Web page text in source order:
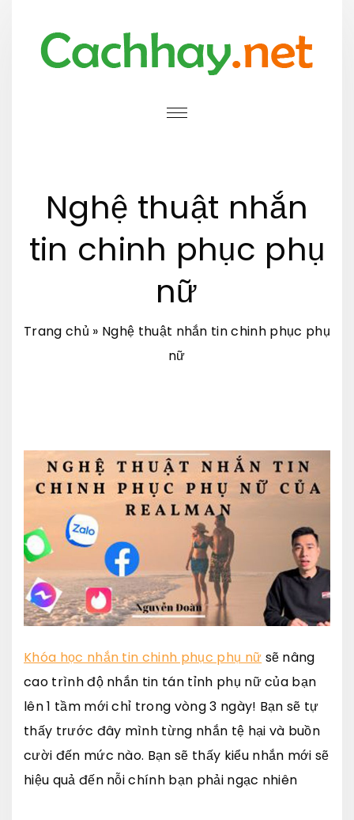
Nghệ thuật nhắn
tin chinh phục phụ
nữ
Trang chủ » Nghệ thuật nhắn tin chinh phục phụ
nữ
Khóa học nhắn tin chinh phục phụ nữ sẽ nâng
cao trình độ nhắn tin tán tỉnh phụ nữ của bạn
lên 1 tầm mới chỉ trong vòng 3 ngày! Bạn sẽ tự
thấy trước đây mình từng nhắn tệ hại và buồn
cười đến mức nào. Bạn sẽ thấy kiểu nhắn mới sẽ
hiệu quả đến nỗi chính bạn phải ngạc nhiên